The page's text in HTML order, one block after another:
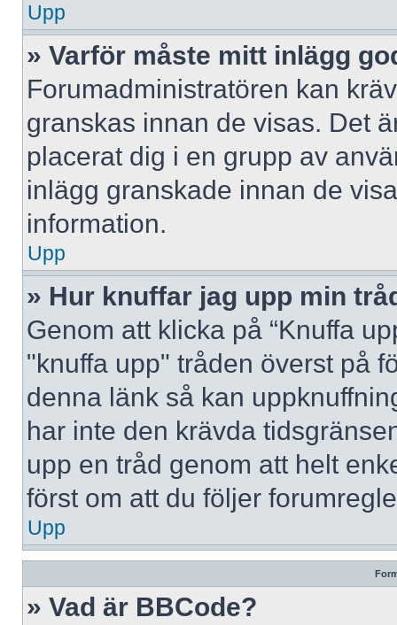
Upp
» Varför måste mitt inlägg
Forumadministratören kan
granskas innan de visas. Det
placerat dig i en grupp av
inlägg granskade innan de
information.
Upp
» Hur knuffar jag upp min
Genom att klicka på “Knuffa
"knuffa upp" tråden överst på
denna länk så kan
har inte den krävda
upp en tråd genom att helt
först om att du följer
Upp
» Vad är BBCode?